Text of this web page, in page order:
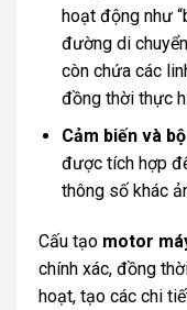
hoạt động như
đường di
còn chứa các
đồng thời thực
Cảm biến và
được tích hợp
thông số khác
Cấu tạo motor
chính xác, đồng
hoạt, tạo các chi